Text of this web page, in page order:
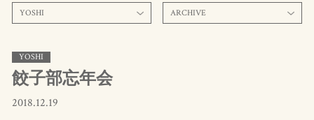
YOSHI ARCHIVE
YOSHI
餃子部忘年会
2018.12.19